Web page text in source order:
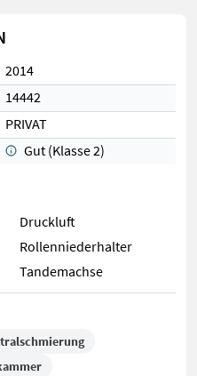
2014
14442
PRIVAT
Gut (Klasse 2)
Druckluft
Rollenniederhalter
Tandemachse